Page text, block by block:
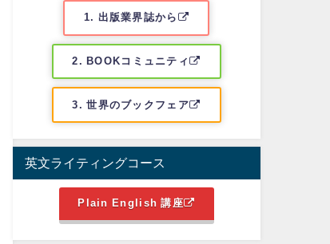
1. 出版業界誌から
2. BOOKコミュニティ
3. 世界のブックフェア
英文ライティングコース
Plain English 講座